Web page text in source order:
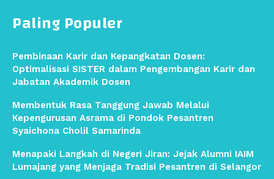
Paling Populer
Pembinaan Karir dan Kepangkatan Dosen:
Optimalisasi SISTER dalam Pengembangan Karir dan
Jabatan Akademik Dosen
Membentuk Rasa Tanggung Jawab Melalui
Kepengurusan Asrama di Pondok Pesantren
Syaichona Cholil Samarinda
Menapaki Langkah di Negeri Jiran: Jejak Alumni IAIM
Lumajang yang Menjaga Tradisi Pesantren di Selangor